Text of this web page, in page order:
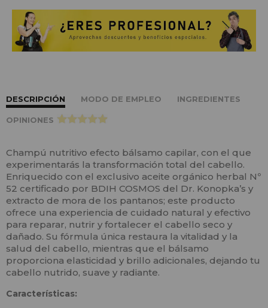
DESCRIPCIÓN MODO DE EMPLEO INGREDIENTES
OPINIONES >
Champú nutritivo efecto bálsamo capilar, con el que
experimentarás la transformación total del cabello.
Enriquecido con el exclusivo aceite orgánico herbal Nº
52 certificado por BDIH COSMOS del Dr. Konopka’s y
extracto de mora de los pantanos; este producto
ofrece una experiencia de cuidado natural y efectivo
para reparar, nutrir y fortalecer el cabello seco y
dañado. Su fórmula única restaura la vitalidad y la
salud del cabello, mientras que el bálsamo
proporciona elasticidad y brillo adicionales, dejando tu
cabello nutrido, suave y radiante.
Características: